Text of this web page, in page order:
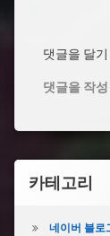
댓글을 달
댓글을 작
카테고리
네이버 블로